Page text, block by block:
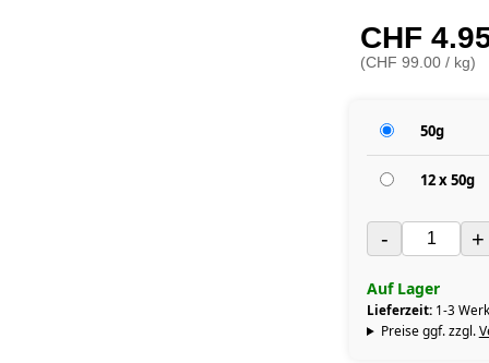
CHF
(CHF 99.00 / kg)
50g
12 x 50g
- +
Auf Lager
Lieferzeit: 1-3
Preise ggf. zzgl.